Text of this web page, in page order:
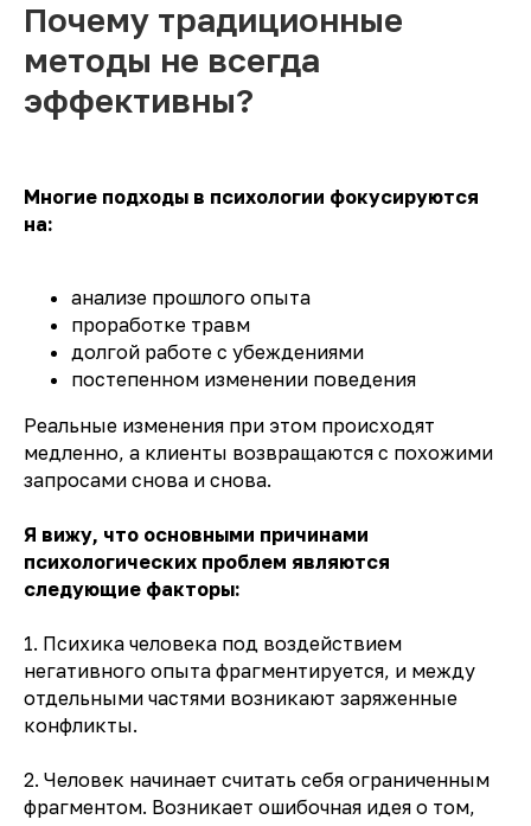
Почему традиционные
методы не всегда
эффективны?
Многие подходы в психологии фокусируются
на:
анализе прошлого опыта
проработке травм
долгой работе с убеждениями
постепенном изменении поведения
Реальные изменения при этом происходят
медленно, а клиенты возвращаются с похожими
запросами снова и снова.
Я вижу, что основными причинами
психологических проблем являются
следующие факторы:
1. Психика человека под воздействием
негативного опыта фрагментируется, и между
отдельными частями возникают заряженные
конфликты.
2. Человек начинает считать себя ограниченным
фрагментом. Возникает ошибочная идея о том,